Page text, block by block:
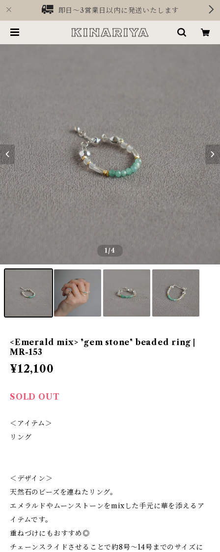
即日〜3営業日以内に発送いたします
1/4
<Emerald mix> "gem stone" beaded ring |
MR-153
¥12,100
SOLD OUT
＜アイテム＞
リング
＜デザイン＞
天然石のビーズを連ねたリング。
エメラルドやムーンストーンをmixした手元に華を添えるア
イテムです。
重ねづけにもおすすめ◎
チェーンスライドさせることで約8号〜14号までのサイズに